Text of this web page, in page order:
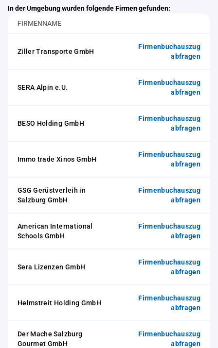
In der Umgebung wurden folgende Firmen gefunden:
FIRMENNAME
Ziller Transporte GmbH
Firmenbuchauszug
abfragen
SERA Alpin e.U.
Firmenbuchauszug
abfragen
BESO Holding GmbH
Firmenbuchauszug
abfragen
Immo trade Xinos GmbH
Firmenbuchauszug
abfragen
GSG Gerüstverleih in
Salzburg GmbH
Firmenbuchauszug
abfragen
American International
Schools GmbH
Firmenbuchauszug
abfragen
Sera Lizenzen GmbH
Firmenbuchauszug
abfragen
Helmstreit Holding GmbH
Firmenbuchauszug
abfragen
Der Mache Salzburg
Gourmet GmbH
Firmenbuchauszug
abfragen